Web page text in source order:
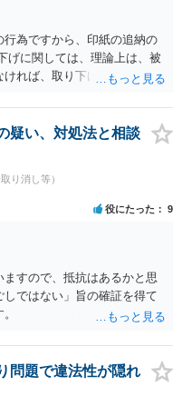
為ですから、印紙の追納の
げに関しては、理論上は、被
れば、取り下げられず従前
ないケースは、少ないよう
疑い、対処法と相談
り消し等）
役にたった 9
すので、抵抗はあるかと思
ではない」旨の確証を得て
問題で違法性が隠れ